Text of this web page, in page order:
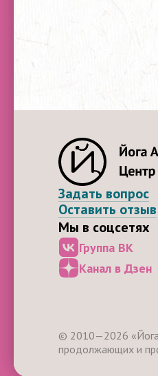
Задать вопрос
Оставить отзыв
Мы в соцсетях
Группа ВК
Канал в Дзен
© 2010—2026 «Йога
продолжающих и